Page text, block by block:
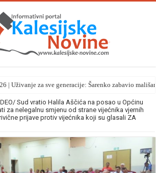
| Uživanje za sve generacije: Šarenko zabavio
Sud vratio Halila Aščića na posao u Općinu
za nelegalnu smjenu od strane vijećnika vjernih
prijave protiv vijećnika koji su glasali ZA